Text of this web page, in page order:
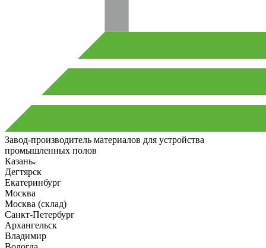
Завод-производитель материалов для устройства
промышленных полов
Казань
Дегтярск
Екатеринбург
Москва
Москва (склад)
Санкт-Петербург
Архангельск
Владимир